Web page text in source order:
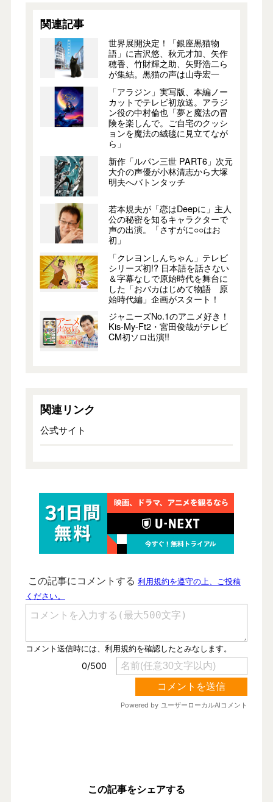
関連記事
世界展開決定！「銀座黒猫物
語」に吉沢悠、秋元才加、矢作
穂香、竹財輝之助、矢野浩二ら
が集結。黒猫の声は山寺宏一
「アラジン」実写版、本編ノー
カットでテレビ初放送。アラジ
ン役の中村倫也「夢と魔法の冒
険を楽しんで。ご自宅のクッシ
ョンを魔法の絨毯に見立てなが
ら」
新作「ルパン三世 PART6」次元
大介の声優が小林清志から大塚
明夫へバトンタッチ
若本規夫が「恋はDeepに」主人
公の秘密を知るキャラクターで
声の出演。「さすがに○○はお
初」
「クレヨンしんちゃん」テレビ
シリーズ初!? 日本語を話さない
＆字幕なしで原始時代を舞台に
した「おバカはじめて物語 原
始時代編」企画がスタート！
ジャニーズNo.1のアニメ好き！
Kis-My-Ft2・宮田俊哉がテレビ
CM初ソロ出演!!
関連リンク
公式サイト
この記事をシェアする